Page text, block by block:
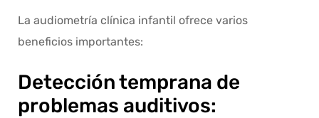
La audiometría clínica infantil ofrece varios
beneficios importantes:
Detección temprana de
problemas auditivos: